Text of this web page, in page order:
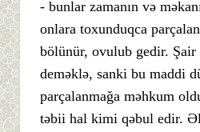
- bunlar zamanın və
onlara toxunduqca
bölünür, ovulub gedir.
deməklə, sanki bu maddi
parçalanmağa məhkum
təbii hal kimi qəbul edir.